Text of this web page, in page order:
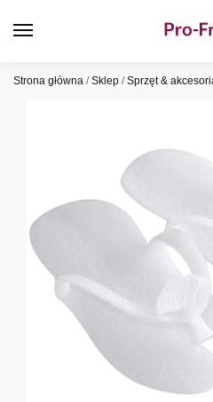
Strona główna /Sklep /Sprzęt &